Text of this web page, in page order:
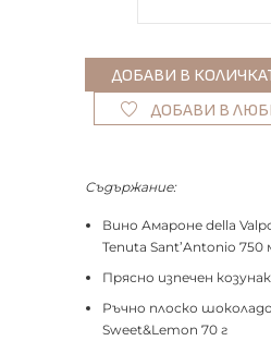
ДОБАВИ В
Съдържание:
Вино Амароне della
Tenuta Sant’Antonio 750
Прясно изпечен
Ръчно плоско
Sweet&Lemon 70 г